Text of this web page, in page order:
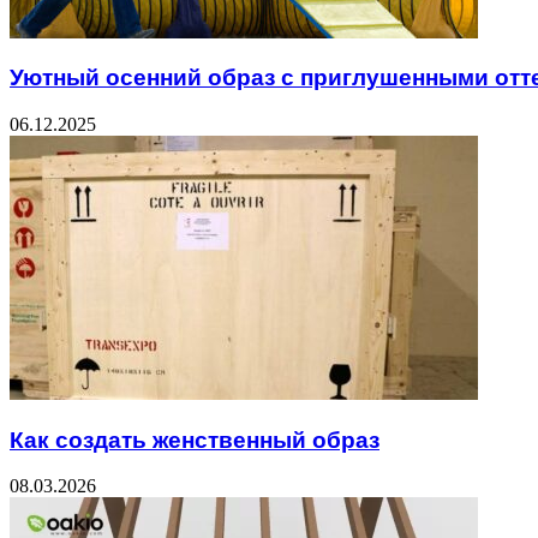
Уютный осенний образ с приглушенными
06.12.2025
Как создать женственный образ
08.03.2026